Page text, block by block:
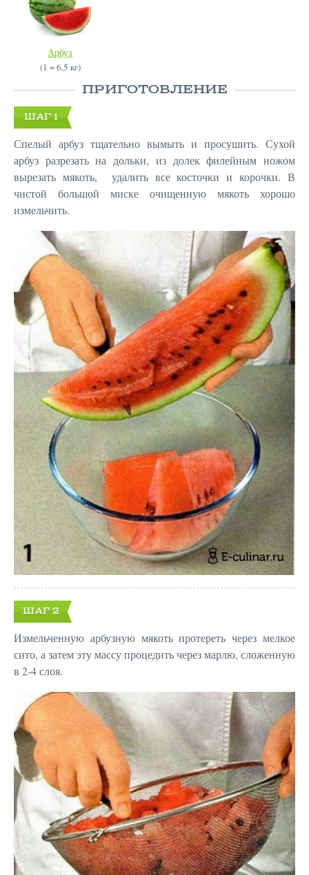
Арбуз
(1 = 6,5 кг)
ПРИГОТОВЛЕНИЕ
ШАГ 1
Спелый арбуз тщательно вымыть и просушить. Сухой
арбуз разрезать на дольки, из долек филейным ножом
вырезать мякоть, удалить все косточки и корочки. В
чистой большой миске очищенную мякоть хорошо
измельчить.
ШАГ 2
Измельченную арбузную мякоть протереть через мелкое
сито, а затем эту массу процедить через марлю, сложенную
в 2-4 слоя.